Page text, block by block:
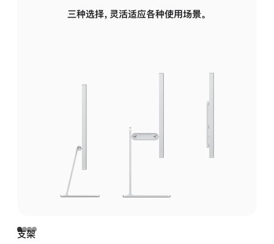
三种选择，灵活适应各种使用场景。
支架